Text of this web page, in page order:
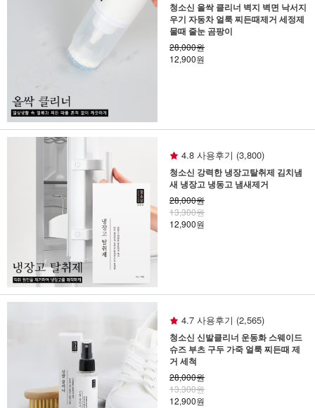
청소신 올싹 클리너 벽지 벽면 낙서지
우기 자동차 얼룩 찌든때제거 세정제
물때 줄눈 곰팡이
28,000원
12,900원
4.8 사용후기 (3,800)
청소신 강력한 냉장고탈취제 김치냄
새 냉장고 냉동고 냄새제거
28,000원
13,300원
12,900원
4.7 사용후기 (2,565)
청소신 신발클리너 운동화 스웨이드
슈즈 부츠 구두 가죽 얼룩 찌든때 제
거 세척
28,000원
13,300원
12,900원